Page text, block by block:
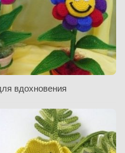
вдохновения